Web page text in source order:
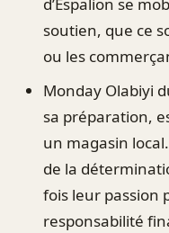
d’Espalion se
soutien, que ce
ou les
Monday Olabiyi
sa préparation,
un magasin
de la
fois leur passion
responsabilité